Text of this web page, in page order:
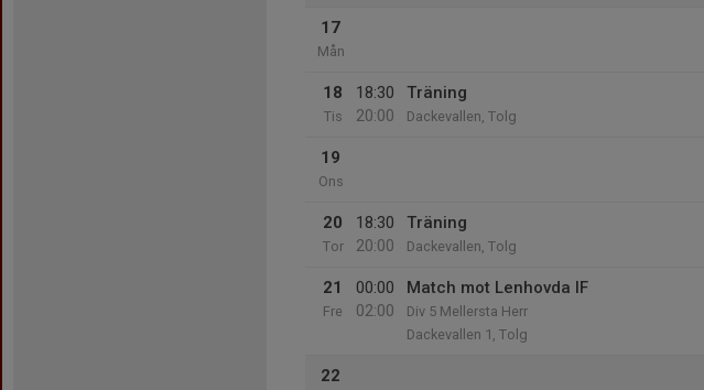
17
Mån
18
Tis
18:30
20:00
Träning
Dackevallen, Tolg
19
Ons
20
Tor
18:30
20:00
Träning
Dackevallen, Tolg
21
Fre
00:00
02:00
Match mot Lenhovda IF
Div 5 Mellersta Herr
Dackevallen 1, Tolg
22